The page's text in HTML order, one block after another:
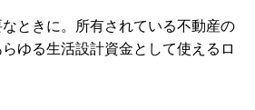
ときに。所有されている不動産の
ゆる生活設計資金として使えるロ